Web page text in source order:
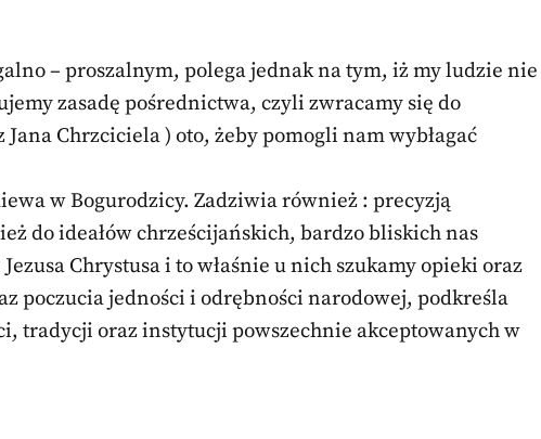
– proszalnym, polega jednak na tym, iż my ludzie nie
zasadę pośrednictwa, czyli zwracamy się do
Chrzciciela ) oto, żeby pomogli nam wybłagać
w Bogurodzicy. Zadziwia również : precyzją
do ideałów chrześcijańskich, bardzo bliskich nas
Chrystusa i to właśnie u nich szukamy opieki oraz
poczucia jedności i odrębności narodowej, podkreśla
tradycji oraz instytucji powszechnie akceptowanych w